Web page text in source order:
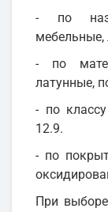
- по
- по
латунные,
- по
12.9.
- по
При